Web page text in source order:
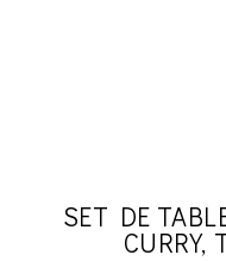
SET DE
CURRY,